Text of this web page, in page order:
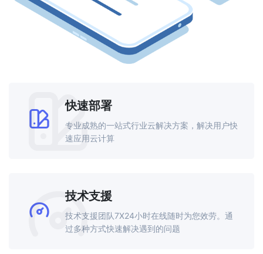
快速部署
专业成熟的一站式行业云解决方案，解决用户快
速应用云计算
技术支援
技术支援团队7X24小时在线随时为您效劳。通
过多种方式快速解决遇到的问题